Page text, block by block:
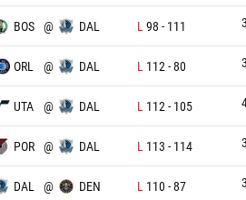
BOS @ DAL L 98 - 111
ORL @ DAL L 112 -80
UTA @ DAL L 112 - 105
POR @ DAL L 113 - 114
DAL @ DEN L 110-87